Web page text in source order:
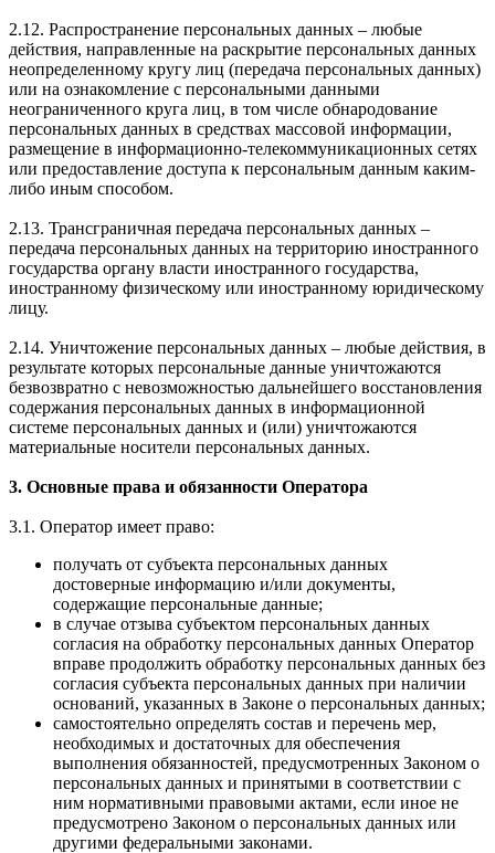
2.12. Распространение персональных данных – любые
действия, направленные на раскрытие персональных данных
неопределенному кругу лиц (передача персональных данных)
или на ознакомление с персональными данными
неограниченного круга лиц, в том числе обнародование
персональных данных в средствах массовой информации,
размещение в информационно-телекоммуникационных сетях
или предоставление доступа к персональным данным каким-
либо иным способом.
2.13. Трансграничная передача персональных данных –
передача персональных данных на территорию иностранного
государства органу власти иностранного государства,
иностранному физическому или иностранному юридическому
лицу.
2.14. Уничтожение персональных данных – любые действия, в
результате которых персональные данные уничтожаются
безвозвратно с невозможностью дальнейшего восстановления
содержания персональных данных в информационной
системе персональных данных и (или) уничтожаются
материальные носители персональных данных.
3. Основные права и обязанности Оператора
3.1. Оператор имеет право:
получать от субъекта персональных данных
достоверные информацию и/или документы,
содержащие персональные данные;
в случае отзыва субъектом персональных данных
согласия на обработку персональных данных Оператор
вправе продолжить обработку персональных данных без
согласия субъекта персональных данных при наличии
оснований, указанных в Законе о персональных данных;
самостоятельно определять состав и перечень мер,
необходимых и достаточных для обеспечения
выполнения обязанностей, предусмотренных Законом о
персональных данных и принятыми в соответствии с
ним нормативными правовыми актами, если иное не
предусмотрено Законом о персональных данных или
другими федеральными законами.